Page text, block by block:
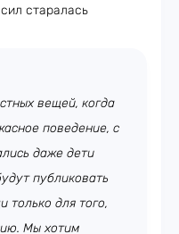
старалась
вещей, когда
поведение, с
даже дети
публиковать
только для того,
Мы хотим